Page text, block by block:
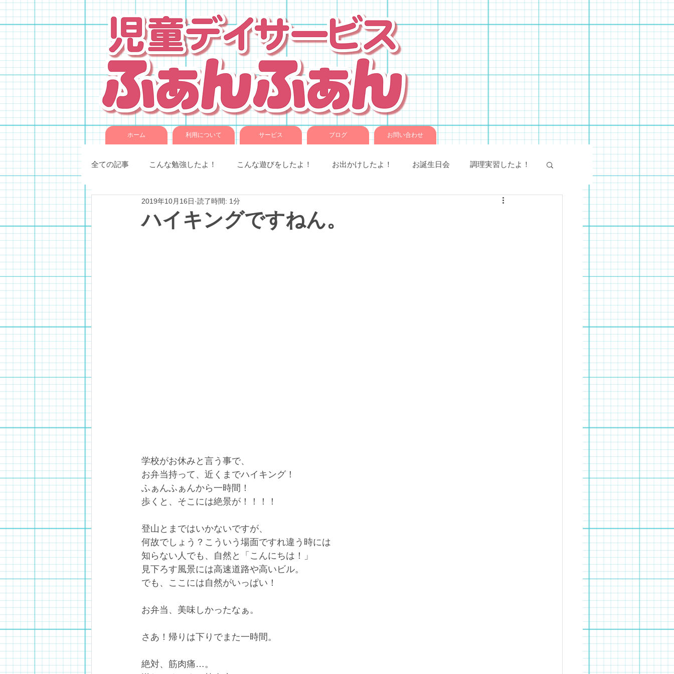
ホーム 利用について サービス ブログ お問い合わせ
全ての記事 こんな勉強したよ！ こんな遊びをしたよ！ お出かけしたよ！ お誕生日会 調理実習したよ！
季節催事・イベント 各種教室での様子
ハイキングですねん。
2019年10月16日 読了時間: 1分
学校がお休みと言う事で、
お弁当持って、近くまでハイキング！
ふぁんふぁんから一時間！
歩くと、そこには絶景が！！！！
登山とまではいかないですが、
何故でしょう？こういう場面ですれ違う時には
知らない人でも、自然と「こんにちは！」
見下ろす風景には高速道路や高いビル。
でも、ここには自然がいっぱい！
お弁当、美味しかったなぁ。
さあ！帰りは下りでまた一時間。
絶対、筋肉痛…。